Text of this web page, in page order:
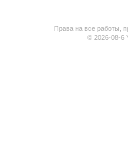
Права на все работы,
© 2026-08-6